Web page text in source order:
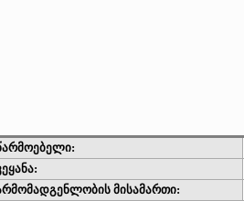
მისამართი: